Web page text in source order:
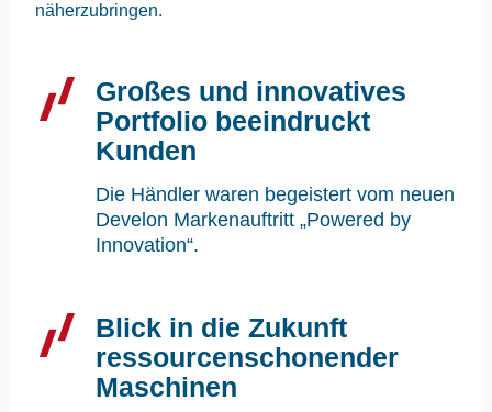
näherzubringen.
Großes und innovatives
Portfolio beeindruckt
Kunden
Die Händler waren begeistert vom neuen
Develon Markenauftritt „Powered by
Innovation“.
Blick in die Zukunft
ressourcenschonender
Maschinen